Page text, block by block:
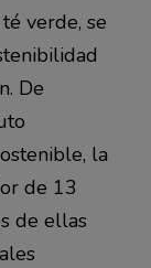
verde, se
De
la
de 13
de ellas